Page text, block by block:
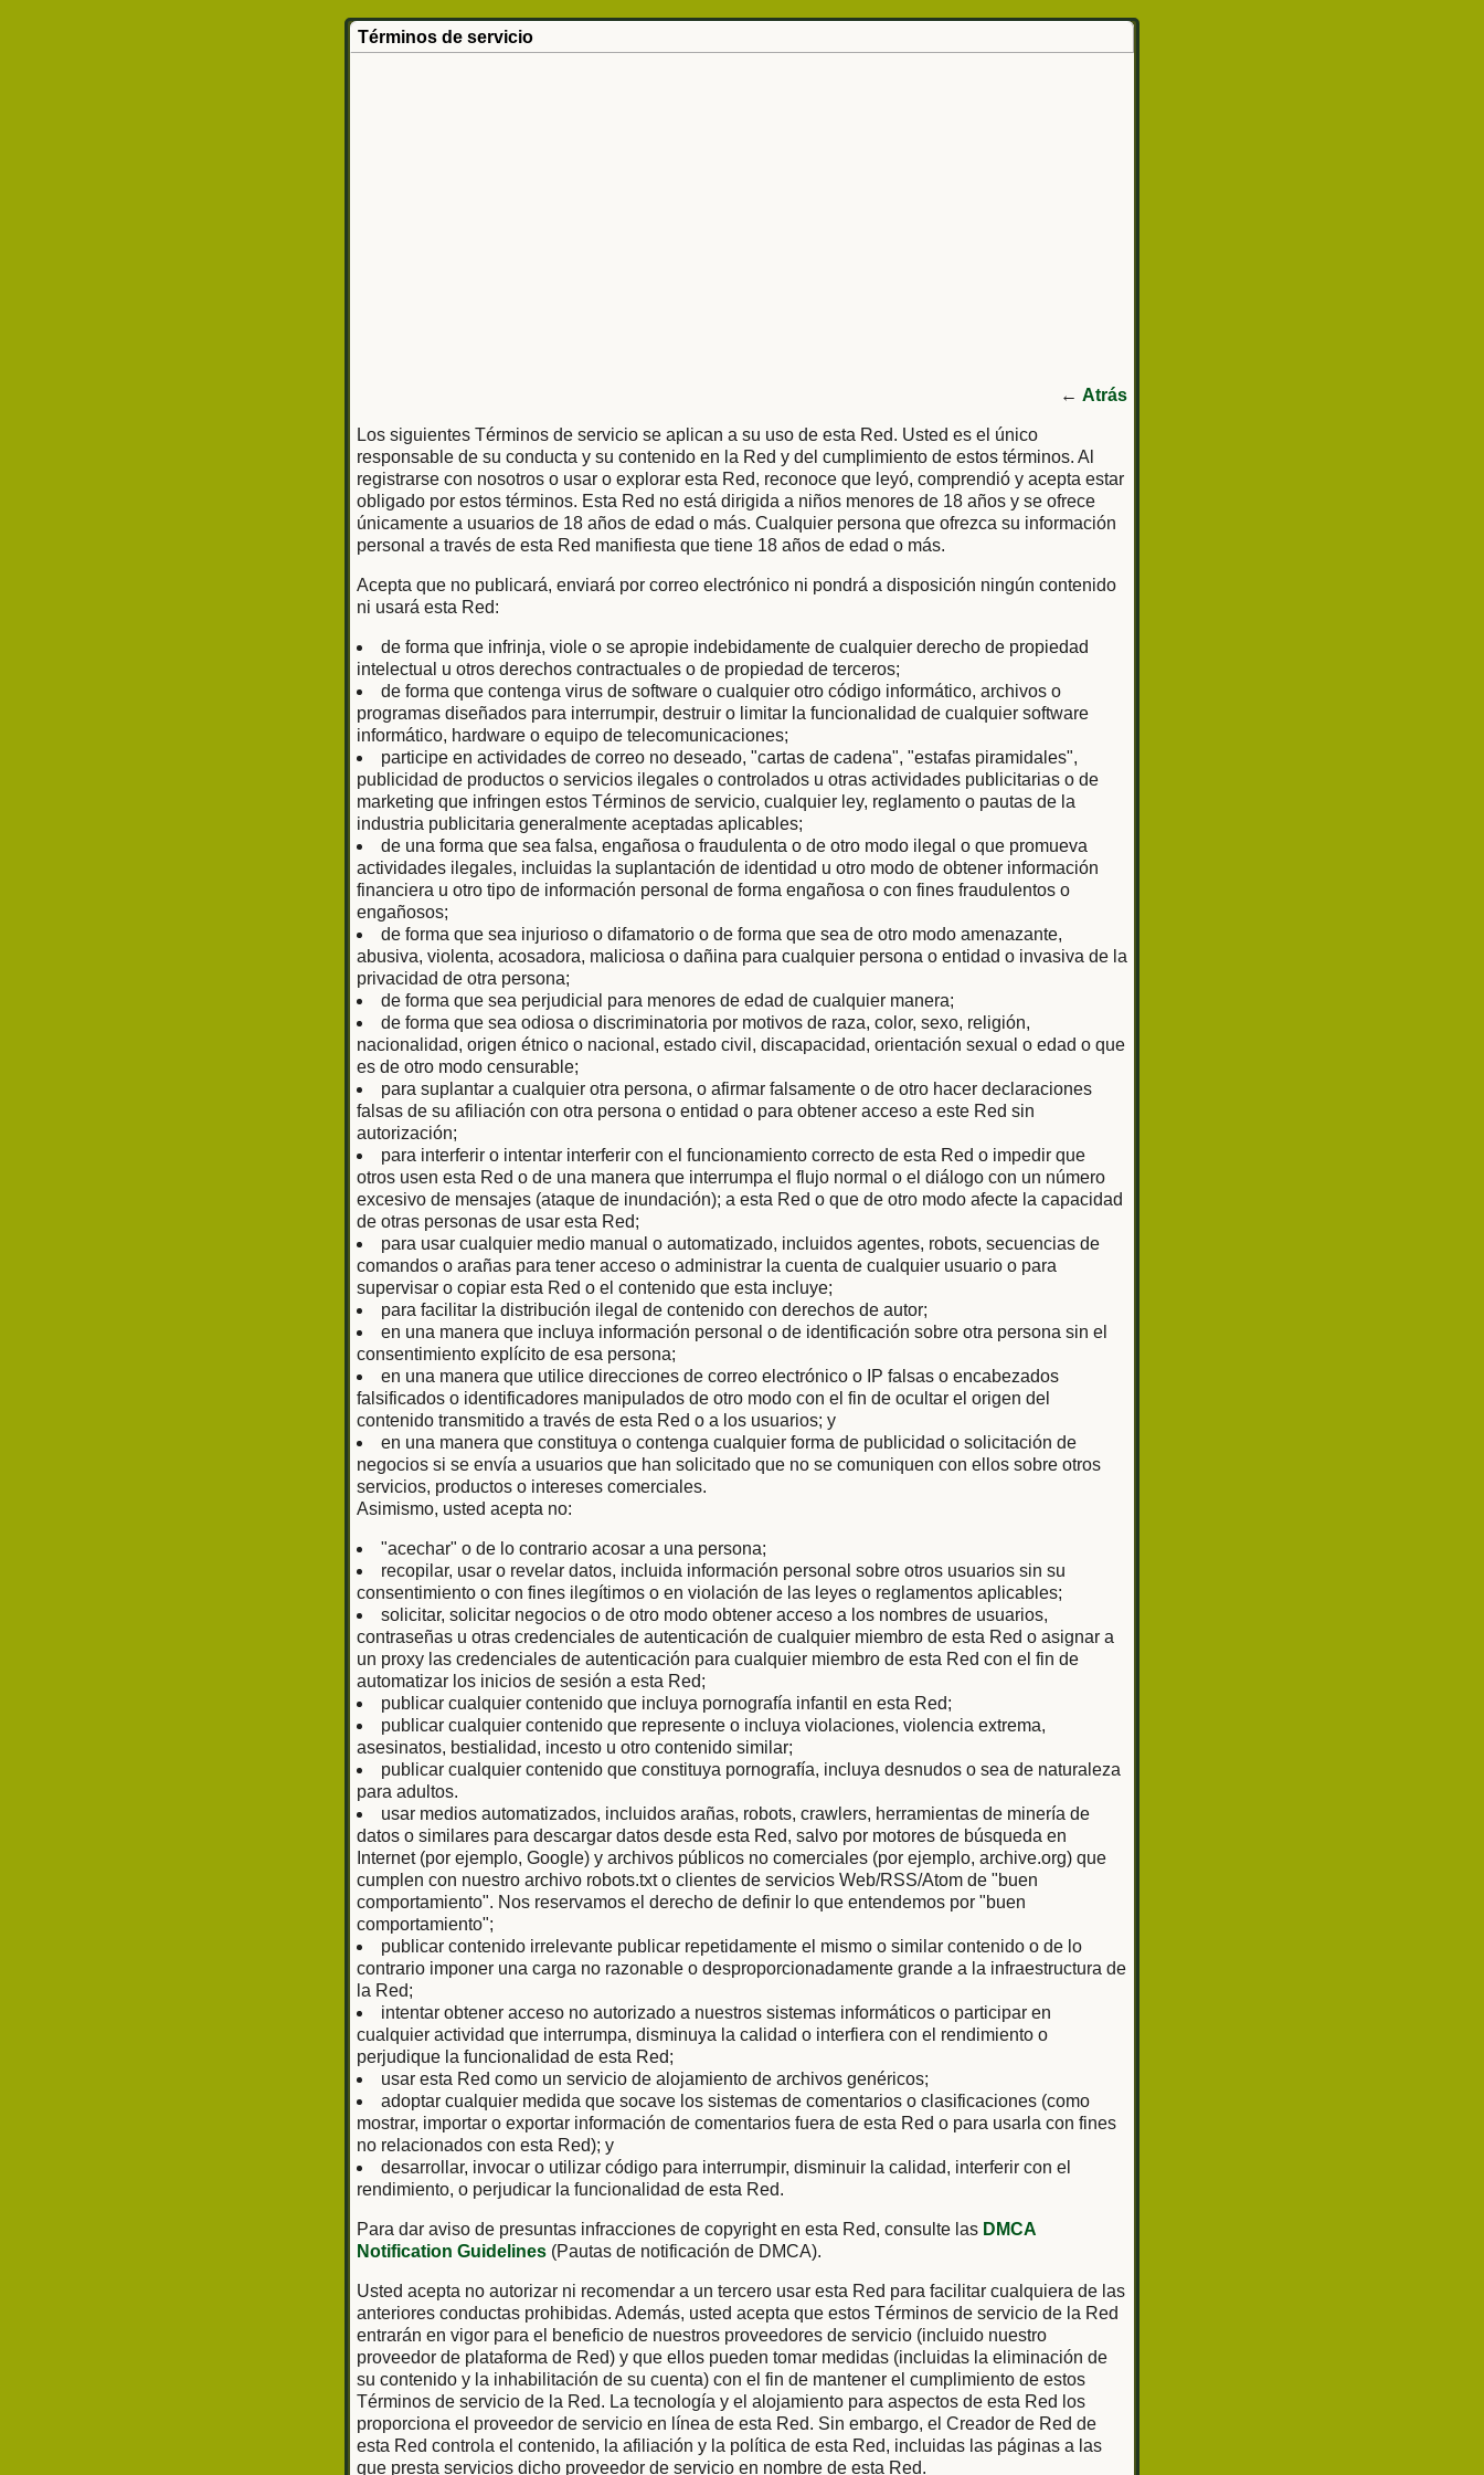
Términos de servicio
← Atrás
Los siguientes Términos de servicio se aplican a su uso de esta Red. Usted es el único
responsable de su conducta y su contenido en la Red y del cumplimiento de estos términos. Al
registrarse con nosotros o usar o explorar esta Red, reconoce que leyó, comprendió y acepta estar
obligado por estos términos. Esta Red no está dirigida a niños menores de 18 años y se ofrece
únicamente a usuarios de 18 años de edad o más. Cualquier persona que ofrezca su información
personal a través de esta Red manifiesta que tiene 18 años de edad o más.
Acepta que no publicará, enviará por correo electrónico ni pondrá a disposición ningún contenido
ni usará esta Red:
de forma que infrinja, viole o se apropie indebidamente de cualquier derecho de propiedad
intelectual u otros derechos contractuales o de propiedad de terceros;
de forma que contenga virus de software o cualquier otro código informático, archivos o
programas diseñados para interrumpir, destruir o limitar la funcionalidad de cualquier software
informático, hardware o equipo de telecomunicaciones;
participe en actividades de correo no deseado, "cartas de cadena", "estafas piramidales",
publicidad de productos o servicios ilegales o controlados u otras actividades publicitarias o de
marketing que infringen estos Términos de servicio, cualquier ley, reglamento o pautas de la
industria publicitaria generalmente aceptadas aplicables;
de una forma que sea falsa, engañosa o fraudulenta o de otro modo ilegal o que promueva
actividades ilegales, incluidas la suplantación de identidad u otro modo de obtener información
financiera u otro tipo de información personal de forma engañosa o con fines fraudulentos o
engañosos;
de forma que sea injurioso o difamatorio o de forma que sea de otro modo amenazante,
abusiva, violenta, acosadora, maliciosa o dañina para cualquier persona o entidad o invasiva de la
privacidad de otra persona;
de forma que sea perjudicial para menores de edad de cualquier manera;
de forma que sea odiosa o discriminatoria por motivos de raza, color, sexo, religión,
nacionalidad, origen étnico o nacional, estado civil, discapacidad, orientación sexual o edad o que
es de otro modo censurable;
para suplantar a cualquier otra persona, o afirmar falsamente o de otro hacer declaraciones
falsas de su afiliación con otra persona o entidad o para obtener acceso a este Red sin
autorización;
para interferir o intentar interferir con el funcionamiento correcto de esta Red o impedir que
otros usen esta Red o de una manera que interrumpa el flujo normal o el diálogo con un número
excesivo de mensajes (ataque de inundación); a esta Red o que de otro modo afecte la capacidad
de otras personas de usar esta Red;
para usar cualquier medio manual o automatizado, incluidos agentes, robots, secuencias de
comandos o arañas para tener acceso o administrar la cuenta de cualquier usuario o para
supervisar o copiar esta Red o el contenido que esta incluye;
para facilitar la distribución ilegal de contenido con derechos de autor;
en una manera que incluya información personal o de identificación sobre otra persona sin el
consentimiento explícito de esa persona;
en una manera que utilice direcciones de correo electrónico o IP falsas o encabezados
falsificados o identificadores manipulados de otro modo con el fin de ocultar el origen del
contenido transmitido a través de esta Red o a los usuarios; y
en una manera que constituya o contenga cualquier forma de publicidad o solicitación de
negocios si se envía a usuarios que han solicitado que no se comuniquen con ellos sobre otros
servicios, productos o intereses comerciales.
Asimismo, usted acepta no:
"acechar" o de lo contrario acosar a una persona;
recopilar, usar o revelar datos, incluida información personal sobre otros usuarios sin su
consentimiento o con fines ilegítimos o en violación de las leyes o reglamentos aplicables;
solicitar, solicitar negocios o de otro modo obtener acceso a los nombres de usuarios,
contraseñas u otras credenciales de autenticación de cualquier miembro de esta Red o asignar a
un proxy las credenciales de autenticación para cualquier miembro de esta Red con el fin de
automatizar los inicios de sesión a esta Red;
publicar cualquier contenido que incluya pornografía infantil en esta Red;
publicar cualquier contenido que represente o incluya violaciones, violencia extrema,
asesinatos, bestialidad, incesto u otro contenido similar;
publicar cualquier contenido que constituya pornografía, incluya desnudos o sea de naturaleza
para adultos.
usar medios automatizados, incluidos arañas, robots, crawlers, herramientas de minería de
datos o similares para descargar datos desde esta Red, salvo por motores de búsqueda en
Internet (por ejemplo, Google) y archivos públicos no comerciales (por ejemplo, archive.org) que
cumplen con nuestro archivo robots.txt o clientes de servicios Web/RSS/Atom de "buen
comportamiento". Nos reservamos el derecho de definir lo que entendemos por "buen
comportamiento";
publicar contenido irrelevante publicar repetidamente el mismo o similar contenido o de lo
contrario imponer una carga no razonable o desproporcionadamente grande a la infraestructura de
la Red;
intentar obtener acceso no autorizado a nuestros sistemas informáticos o participar en
cualquier actividad que interrumpa, disminuya la calidad o interfiera con el rendimiento o
perjudique la funcionalidad de esta Red;
usar esta Red como un servicio de alojamiento de archivos genéricos;
adoptar cualquier medida que socave los sistemas de comentarios o clasificaciones (como
mostrar, importar o exportar información de comentarios fuera de esta Red o para usarla con fines
no relacionados con esta Red); y
desarrollar, invocar o utilizar código para interrumpir, disminuir la calidad, interferir con el
rendimiento, o perjudicar la funcionalidad de esta Red.
Para dar aviso de presuntas infracciones de copyright en esta Red, consulte las DMCA
Notification Guidelines (Pautas de notificación de DMCA).
Usted acepta no autorizar ni recomendar a un tercero usar esta Red para facilitar cualquiera de las
anteriores conductas prohibidas. Además, usted acepta que estos Términos de servicio de la Red
entrarán en vigor para el beneficio de nuestros proveedores de servicio (incluido nuestro
proveedor de plataforma de Red) y que ellos pueden tomar medidas (incluidas la eliminación de
su contenido y la inhabilitación de su cuenta) con el fin de mantener el cumplimiento de estos
Términos de servicio de la Red. La tecnología y el alojamiento para aspectos de esta Red los
proporciona el proveedor de servicio en línea de esta Red. Sin embargo, el Creador de Red de
esta Red controla el contenido, la afiliación y la política de esta Red, incluidas las páginas a las
que presta servicios dicho proveedor de servicio en nombre de esta Red.